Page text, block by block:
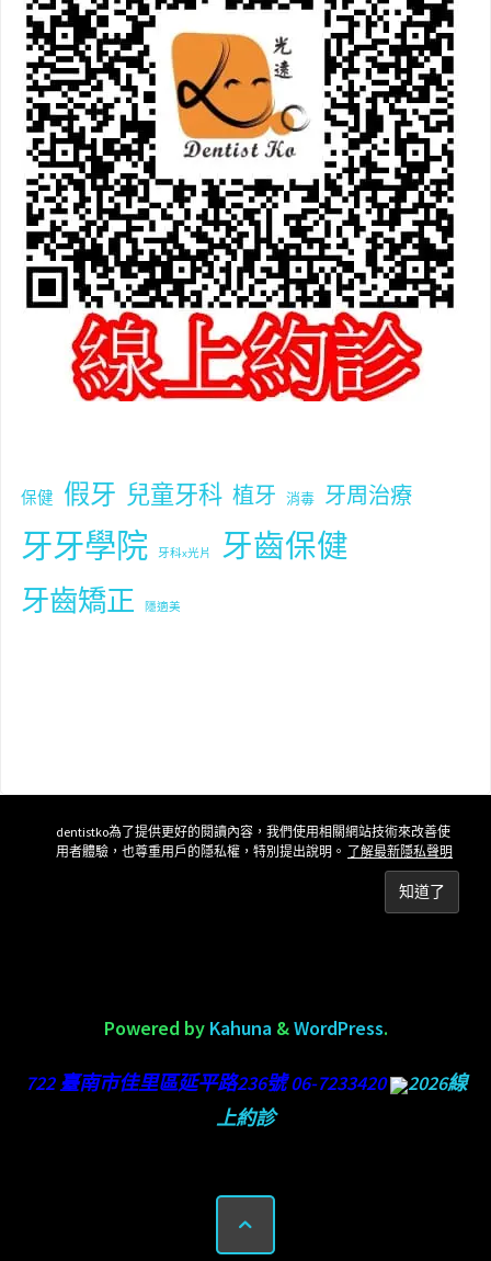
保健 假牙 兒童牙科 植牙 消毒 牙周治療
牙牙學院 牙科x光片 牙齒保健
牙齒矯正 隱適美
dentistko為了提供更好的閱讀內容，我們使用相關網站技術來改善使
用者體驗，也尊重用戶的隱私權，特別提出說明。 了解最新隱私聲明
Powered byKahuna&WordPress.
722 臺南市佳里區延平路236號 06-7233420
2026線
上約診